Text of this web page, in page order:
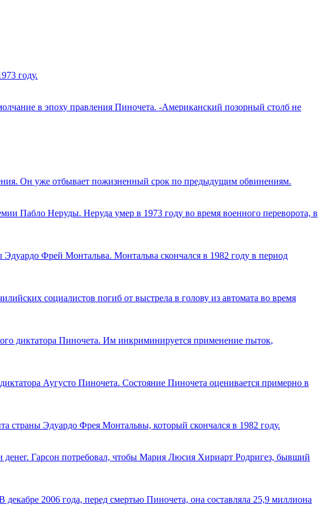
году.
в эпоху правления Пиночета. -Американский позорный столб не
Он уже отбывает пожизненный срок по предыдущим обвинениям.
Пабло Неруды. Неруда умер в 1973 году во время военного переворота, в
Эдуардо Фрей Монтальва. Монтальва скончался в 1982 году в период
социалистов погиб от выстрела в голову из автомата во время
диктатора Пиночета. Им инкриминируется применение пыток,
Аугусто Пиночета. Состояние Пиночета оценивается примерно в
страны Эдуардо Фрея Монтальвы, который скончался в 1982 году.
денег. Гарсон потребовал, чтобы Мария Люсия Хириарт Родригез, бывший
2006 года, перед смертью Пиночета, она составляла 25,9 миллиона